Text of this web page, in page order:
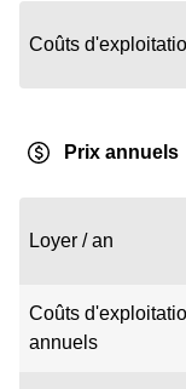
Coûts
Prix annuels
Loyer / an
Coûts
annuels